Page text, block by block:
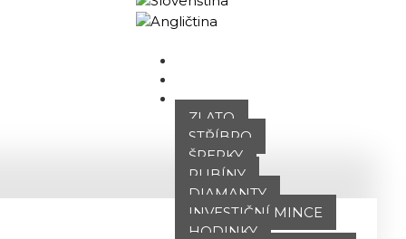
NABÍDKA
ZLATO
STŘÍBRO
ŠPERKY
RUBÍNY
DIAMANTY
INVESTIČNÍ MINCE
HODINKY